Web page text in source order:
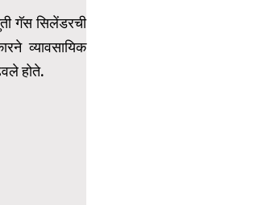
गॅस सिलेंडरची
व्यावसायिक
होते.